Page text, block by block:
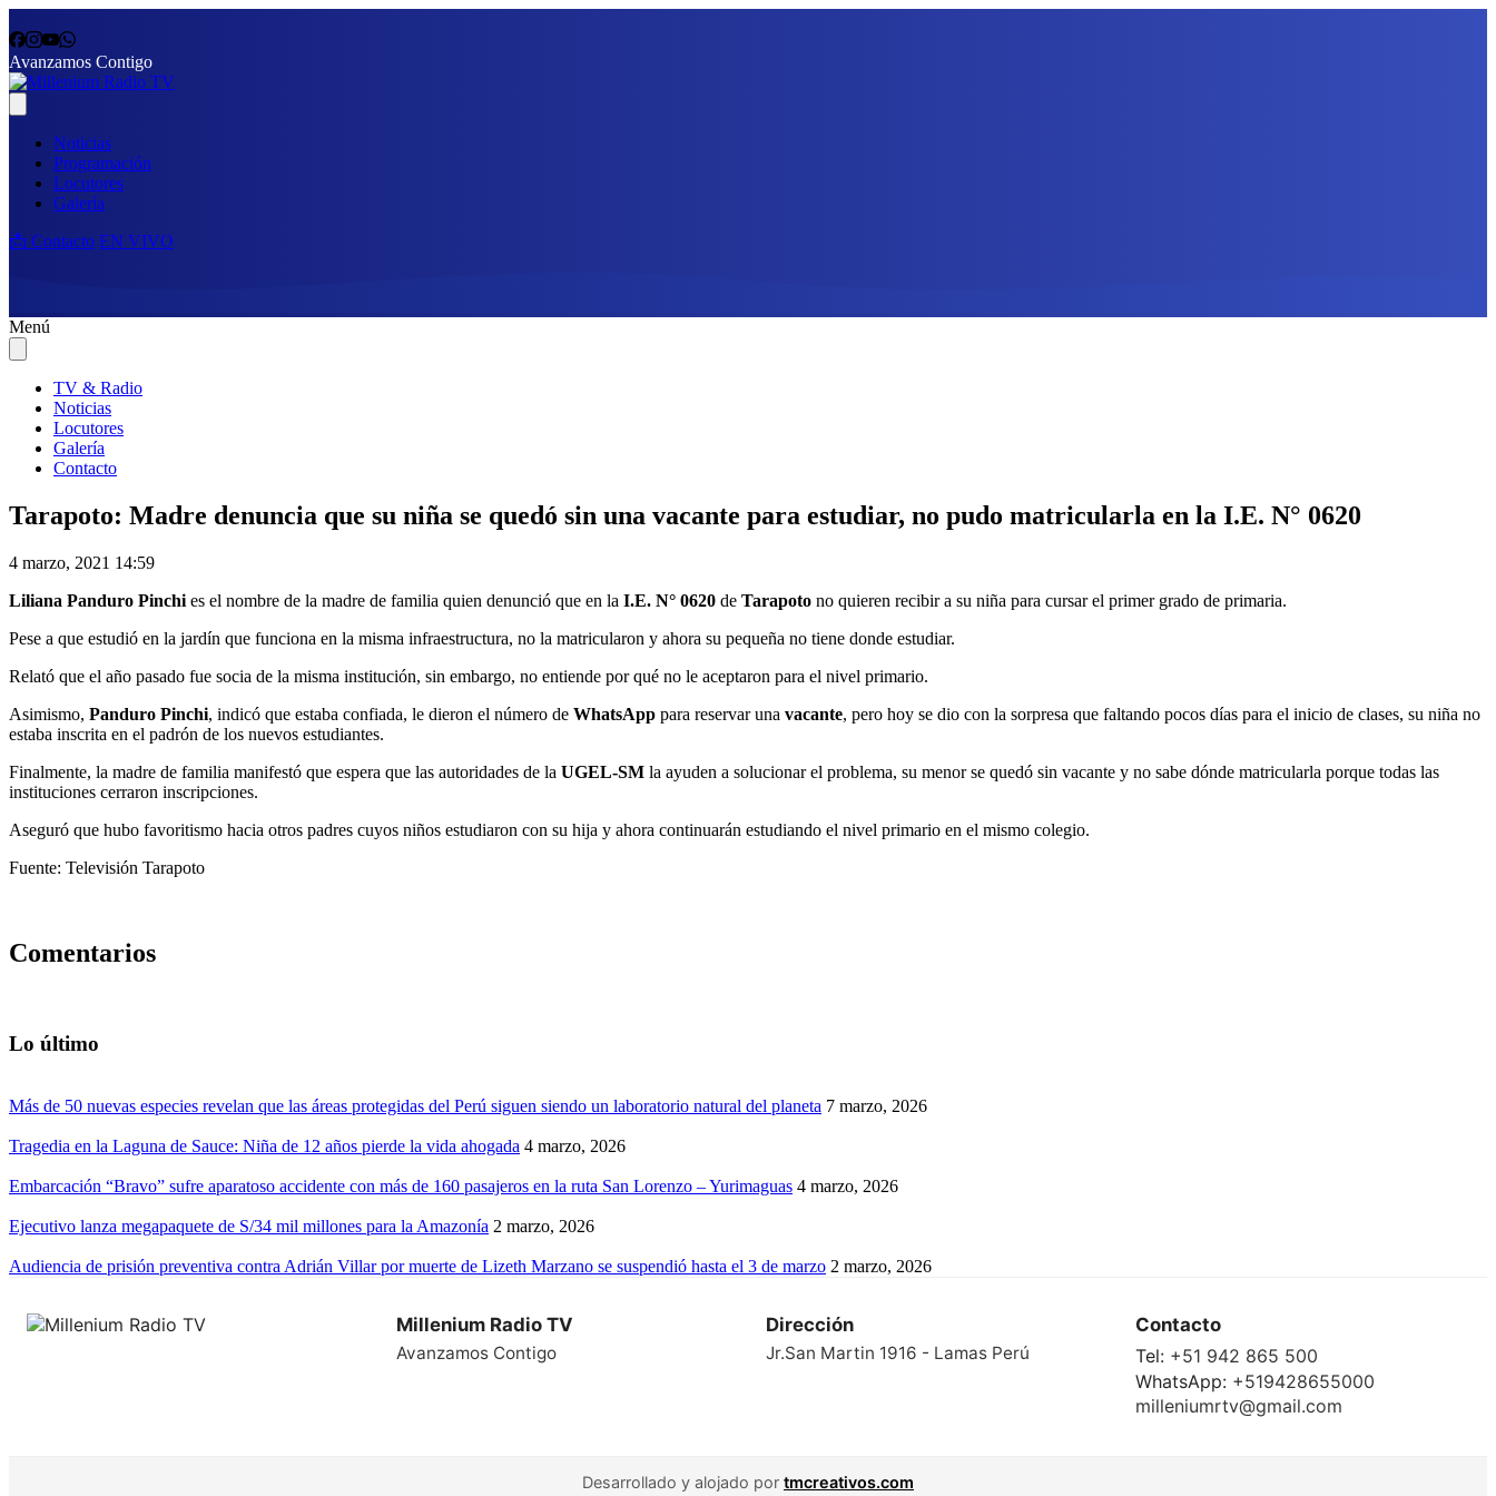
Avanzamos Contigo
Noticias
Programación
Locutores
Galería
📩 Contacto EN VIVO
Menú
TV & Radio
Noticias
Locutores
Galería
Contacto
Tarapoto: Madre denuncia que su niña se quedó sin una vacante para estudiar, no pudo matricularla en la I.E. N° 0620
4 marzo, 2021 14:59
Liliana Panduro Pinchi es el nombre de la madre de familia quien denunció que en la I.E. N° 0620 de Tarapoto no quieren recibir a su niña para cursar el primer grado de primaria.
Pese a que estudió en la jardín que funciona en la misma infraestructura, no la matricularon y ahora su pequeña no tiene donde estudiar.
Relató que el año pasado fue socia de la misma institución, sin embargo, no entiende por qué no le aceptaron para el nivel primario.
Asimismo, Panduro Pinchi, indicó que estaba confiada, le dieron el número de WhatsApp para reservar una vacante, pero hoy se dio con la sorpresa que faltando pocos días para el inicio de clases, su niña no
estaba inscrita en el padrón de los nuevos estudiantes.
Finalmente, la madre de familia manifestó que espera que las autoridades de la UGEL-SM la ayuden a solucionar el problema, su menor se quedó sin vacante y no sabe dónde matricularla porque todas las
instituciones cerraron inscripciones.
Aseguró que hubo favoritismo hacia otros padres cuyos niños estudiaron con su hija y ahora continuarán estudiando el nivel primario en el mismo colegio.
Fuente: Televisión Tarapoto
Comentarios
Lo último
Más de 50 nuevas especies revelan que las áreas protegidas del Perú siguen siendo un laboratorio natural del planeta 7 marzo, 2026
Tragedia en la Laguna de Sauce: Niña de 12 años pierde la vida ahogada 4 marzo, 2026
Embarcación “Bravo” sufre aparatoso accidente con más de 160 pasajeros en la ruta San Lorenzo – Yurimaguas 4 marzo, 2026
Ejecutivo lanza megapaquete de S/34 mil millones para la Amazonía 2 marzo, 2026
Audiencia de prisión preventiva contra Adrián Villar por muerte de Lizeth Marzano se suspendió hasta el 3 de marzo 2 marzo, 2026
Millenium Radio TV
Avanzamos Contigo
Dirección
Jr.San Martin 1916 - Lamas Perú
Contacto
Tel: +51 942 865 500
WhatsApp: +519428655000
milleniumrtv@gmail.com
Desarrollado y alojado por tmcreativos.com